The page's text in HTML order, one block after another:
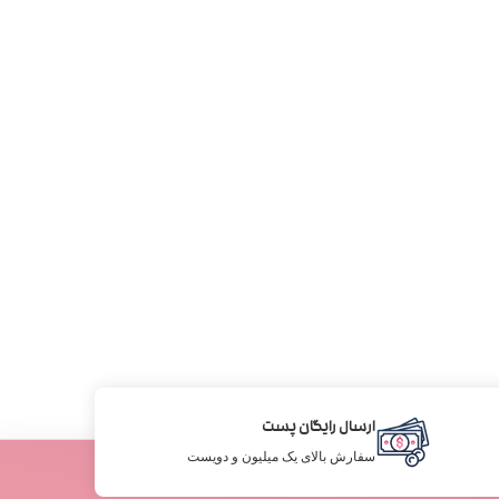
ارسال رایگان پست
سفارش بالای یک میلیون و دویست